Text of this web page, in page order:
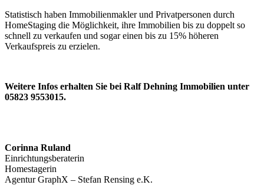
Statistisch haben Immobilienmakler und Privatpersonen durch
HomeStaging die Möglichkeit, ihre Immobilien bis zu doppelt so
schnell zu verkaufen und sogar einen bis zu 15% höheren
Verkaufspreis zu erzielen.
Weitere Infos erhalten Sie bei Ralf Dehning Immobilien unter
05823 9553015.
Corinna Ruland
Einrichtungsberaterin
Homestagerin
Agentur GraphX – Stefan Rensing e.K.